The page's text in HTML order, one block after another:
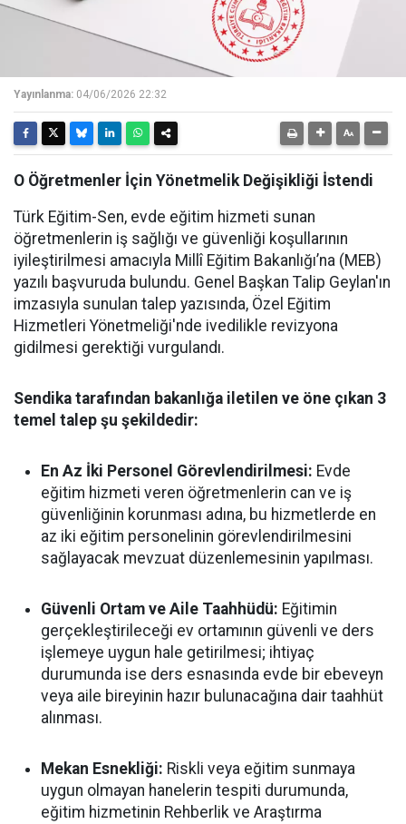
Yayınlanma: 04/06/2026 22:32
O Öğretmenler İçin Yönetmelik Değişikliği İstendi
Türk Eğitim-Sen, evde eğitim hizmeti sunan
öğretmenlerin iş sağlığı ve güvenliği koşullarının
iyileştirilmesi amacıyla Millî Eğitim Bakanlığı’na (MEB)
yazılı başvuruda bulundu. Genel Başkan Talip Geylan'ın
imzasıyla sunulan talep yazısında, Özel Eğitim
Hizmetleri Yönetmeliği'nde ivedilikle revizyona
gidilmesi gerektiği vurgulandı.
Sendika tarafından bakanlığa iletilen ve öne çıkan 3
temel talep şu şekildedir:
En Az İki Personel Görevlendirilmesi: Evde
eğitim hizmeti veren öğretmenlerin can ve iş
güvenliğinin korunması adına, bu hizmetlerde en
az iki eğitim personelinin görevlendirilmesini
sağlayacak mevzuat düzenlemesinin yapılması.
Güvenli Ortam ve Aile Taahhüdü: Eğitimin
gerçekleştirileceği ev ortamının güvenli ve ders
işlemeye uygun hale getirilmesi; ihtiyaç
durumunda ise ders esnasında evde bir ebeveyn
veya aile bireyinin hazır bulunacağına dair taahhüt
alınması.
Mekan Esnekliği: Riskli veya eğitim sunmaya
uygun olmayan hanelerin tespiti durumunda,
eğitim hizmetinin Rehberlik ve Araştırma